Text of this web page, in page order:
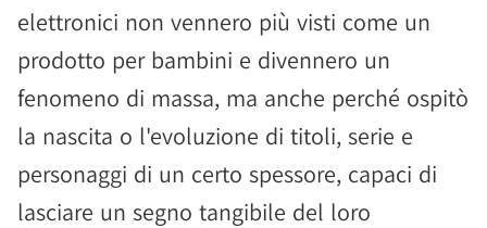
elettronici non vennero più visti come un
prodotto per bambini e divennero un
fenomeno di massa, ma anche perché ospitò
la nascita o l'evoluzione di titoli, serie e
personaggi di un certo spessore, capaci di
lasciare un segno tangibile del loro